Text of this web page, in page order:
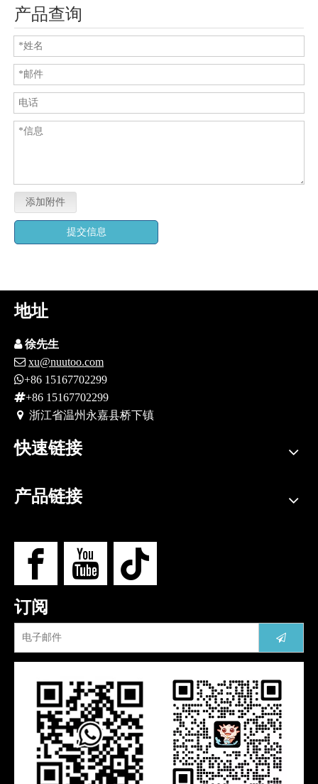
产品查询
添加附件
提交信息
地址
 徐先生
 xu@nuutoo.com
+86 15167702299
+86 15167702299
 浙江省温州永嘉县桥下镇
快速链接
产品链接
订阅